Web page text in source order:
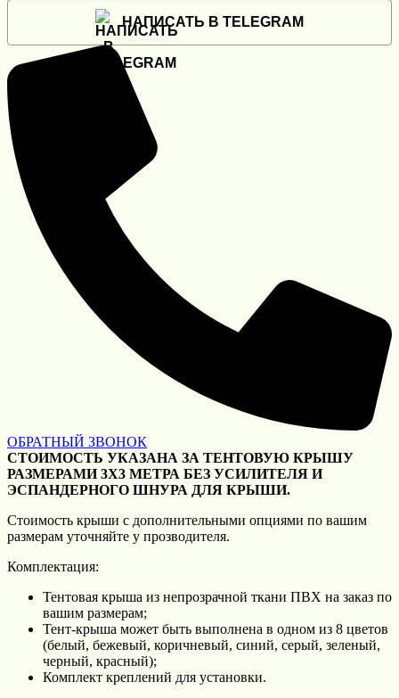
НАПИСАТЬ В TELEGRAM
ОБРАТНЫЙ ЗВОНОК
СТОИМОСТЬ УКАЗАНА ЗА ТЕНТОВУЮ КРЫШУ
РАЗМЕРАМИ 3Х3 МЕТРА БЕЗ УСИЛИТЕЛЯ И
ЭСПАНДЕРНОГО ШНУРА ДЛЯ КРЫШИ.
Стоимость крыши с дополнительными опциями по вашим
размерам уточняйте у прозводителя.
Комплектация:
Тентовая крыша из непрозрачной ткани ПВХ на заказ по
вашим размерам;
Тент-крыша может быть выполнена в одном из 8 цветов
(белый, бежевый, коричневый, синий, серый, зеленый,
черный, красный);
Комплект креплений для установки.